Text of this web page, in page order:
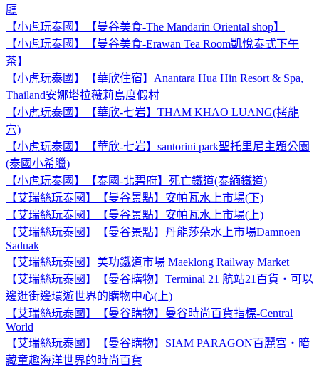
廳
【小虎玩泰國】【曼谷美食-The Mandarin Oriental shop】
【小虎玩泰國】【曼谷美食-Erawan Tea Room凱悅泰式下午
茶】
【小虎玩泰國】【華欣住宿】Anantara Hua Hin Resort & Spa,
Thailand安娜塔拉薇莉島度假村
【小虎玩泰國】【華欣-七岩】THAM KHAO LUANG(拷龍
穴)
【小虎玩泰國】【華欣-七岩】santorini park聖托里尼主題公園
(泰國小希臘)
【小虎玩泰國】【泰國-北碧府】死亡鐵道(泰緬鐵道)
【艾瑞絲玩泰國】【曼谷景點】安帕瓦水上市場(下)
【艾瑞絲玩泰國】【曼谷景點】安帕瓦水上市場(上)
【艾瑞絲玩泰國】【曼谷景點】丹能莎朵水上市場Damnoen
Saduak
【艾瑞絲玩泰國】美功鐵道市場 Maeklong Railway Market
【艾瑞絲玩泰國】【曼谷購物】Terminal 21 航站21百貨‧可以
邊逛街邊環遊世界的購物中心(上)
【艾瑞絲玩泰國】【曼谷購物】曼谷時尚百貨指標-Central
World
【艾瑞絲玩泰國】【曼谷購物】SIAM PARAGON百麗宮‧暗
藏童趣海洋世界的時尚百貨